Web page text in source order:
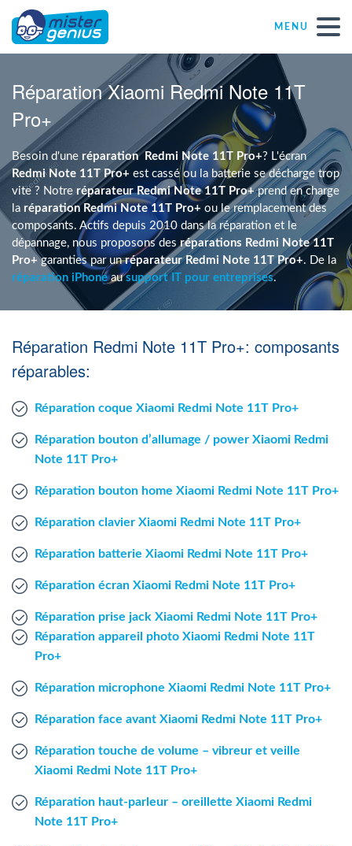
MENU
Réparations – Dépannages
Magasins informatiques toutes marques
Particulier
Indépendant
PME
ASBL
Agent Mac
Fr
Réparation Xiaomi Redmi Note 11T
Pro+
Besoin d'une réparation Redmi Note 11T Pro+? L'écran
Redmi Note 11T Pro+ est cassé ou la batterie se décharge trop
vite ? Notre réparateur Redmi Note 11T Pro+prend en charge
la réparation Redmi Note 11T Pro+ ou le remplacement des
composants. Actifs depuis 2010 dans la réparation et le
dépannage, nous proposons desréparations Redmi Note 11T
Pro+garanties par unréparateur Redmi Note 11T Pro+. De la
réparation iPhoneausupport IT pour entreprises.
Réparation Redmi Note 11T Pro+: composants
réparables:
Réparation coque Xiaomi Redmi Note 11T Pro+
Réparation bouton d’allumage / power Xiaomi Redmi
Note 11T Pro+
Réparation bouton home Xiaomi Redmi Note 11T Pro+
Réparation clavier Xiaomi Redmi Note 11T Pro+
Réparation batterie Xiaomi Redmi Note 11T Pro+
Réparation écran Xiaomi Redmi Note 11T Pro+
Réparation prise jack Xiaomi Redmi Note 11T Pro+
Réparation appareil photo Xiaomi Redmi Note 11T
Pro+
Réparation microphone Xiaomi Redmi Note 11T Pro+
Réparation face avant Xiaomi Redmi Note 11T Pro+
Réparation touche de volume – vibreur et veille
Xiaomi Redmi Note 11T Pro+
Réparation haut-parleur – oreillette Xiaomi Redmi
Note 11T Pro+